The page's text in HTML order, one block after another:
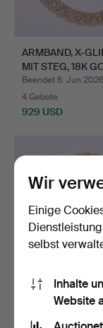
ARMBAND, X-
MIT STEG, 18K
Beendet 6. Jun 2026
4 Gebote
929 USD
ARMBAND. X-
Wir
Einige
selbst
Inhalte
Website